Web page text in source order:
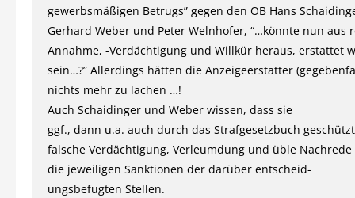
gewerbsmäßigen Betrugs” gegen den OB Hans
Gerhard Weber und Peter Welnhofer, “…könnte nun aus
Annahme, -Verdächtigung und Willkür heraus, erstattet
sein…?” Allerdings hätten die Anzeigeerstatter
nichts mehr zu lachen …!
Auch Schaidinger und Weber wissen, dass sie
ggf., dann u.a. auch durch das Strafgesetzbuch
falsche Verdächtigung, Verleumdung und üble
die jeweiligen Sanktionen der darüber entscheid-
ungsbefugten Stellen.